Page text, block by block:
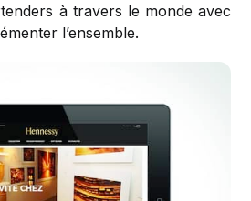
à travers le monde avec
l’ensemble.